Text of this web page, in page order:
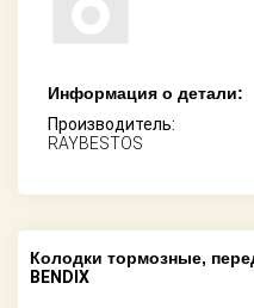
Информация о детали:
Производитель:
RAYBESTOS
Колодки тормозные,
BENDIX